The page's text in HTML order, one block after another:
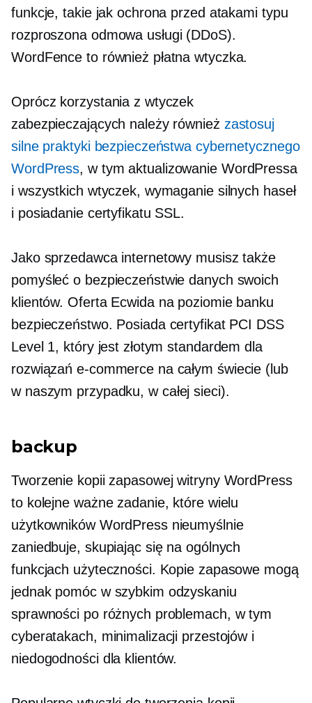
funkcje, takie jak ochrona przed atakami typu
rozproszona odmowa usługi (DDoS).
WordFence to również płatna wtyczka.
Oprócz korzystania z wtyczek
zabezpieczających należy również zastosuj
silne praktyki bezpieczeństwa cybernetycznego
WordPress, w tym aktualizowanie WordPressa
i wszystkich wtyczek, wymaganie silnych haseł
i posiadanie certyfikatu SSL.
Jako sprzedawca internetowy musisz także
pomyśleć o bezpieczeństwie danych swoich
klientów. Oferta Ecwida na poziomie banku
bezpieczeństwo. Posiada certyfikat PCI DSS
Level 1, który jest złotym standardem dla
rozwiązań e-commerce na całym świecie (lub
w naszym przypadku, w całej sieci).
backup
Tworzenie kopii zapasowej witryny WordPress
to kolejne ważne zadanie, które wielu
użytkowników WordPress nieumyślnie
zaniedbuje, skupiając się na ogólnych
funkcjach użyteczności. Kopie zapasowe mogą
jednak pomóc w szybkim odzyskaniu
sprawności po różnych problemach, w tym
cyberatakach, minimalizacji przestojów i
niedogodności dla klientów.